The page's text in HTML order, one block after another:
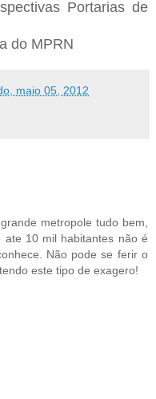
Portarias de
do MPRN
maio 05, 2012
metropole tudo bem,
ate 10 mil habitantes não é
Não pode se ferir o
este tipo de exagero!